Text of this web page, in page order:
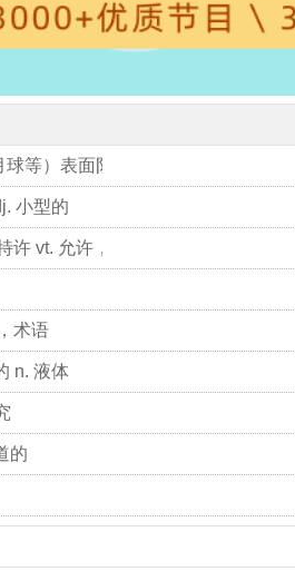
等）表面阴暗处
小型的
许 vt. 允许，特许，发许可证给
术语
n. 液体
的